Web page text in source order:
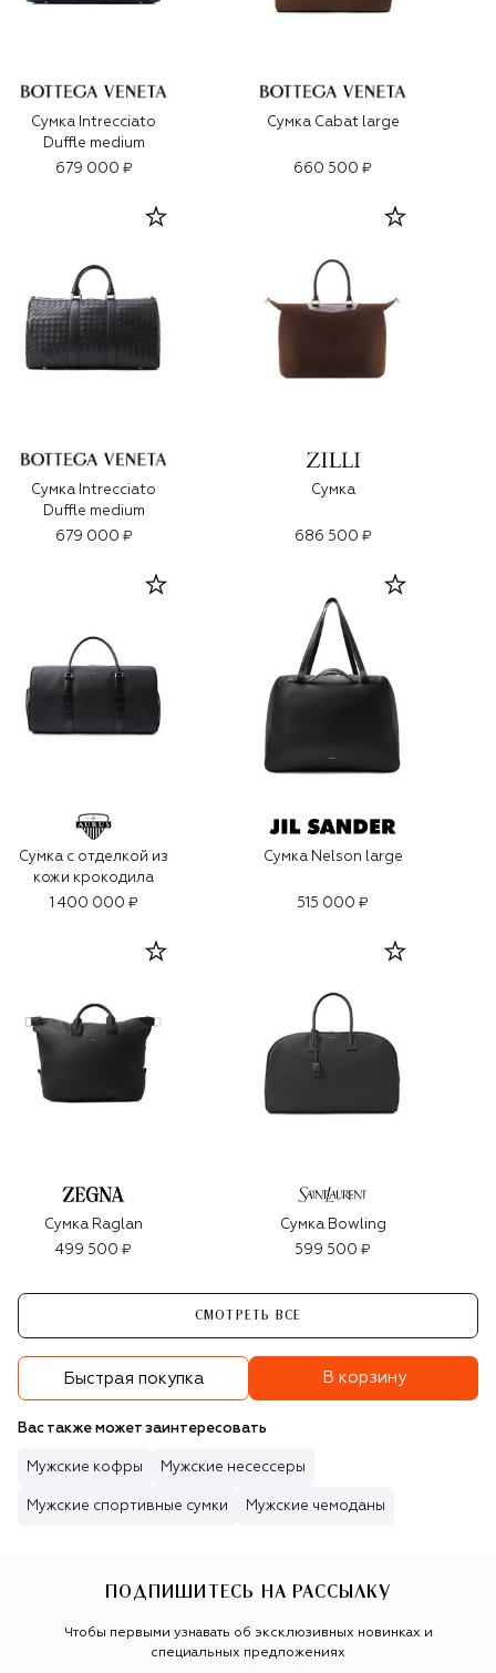
Сумка Intrecciato
Duffle medium
679 000 ₽
Сумка Cabat large
660 500 ₽
Сумка Intrecciato
Duffle medium
679 000 ₽
Сумка
686 500 ₽
Сумка с отделкой из
кожи крокодила
1 400 000 ₽
Сумка Nelson large
515 000 ₽
Сумка Raglan
499 500 ₽
Сумка Bowling
599 500 ₽
СМОТРЕТЬ ВСЕ
Быстрая покупка В корзину
Вас также может заинтересовать
Мужские кофры Мужские несессеры
Мужские спортивные сумки Мужские чемоданы
ПОДПИШИТЕСЬ НА РАССЫЛКУ
Чтобы первыми узнавать об эксклюзивных новинках и
специальных предложениях